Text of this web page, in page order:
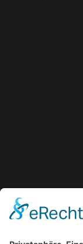
Verkalktes